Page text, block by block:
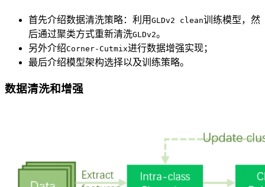
首先介绍数据清洗策略：利用 GLDv2 clean训练模型，然
后通过聚类方式重新清洗GLDv2。
另外介绍Corner-Cutmix进行数据增强实现；
最后介绍模型架构选择以及训练策略。
数据清洗和增强